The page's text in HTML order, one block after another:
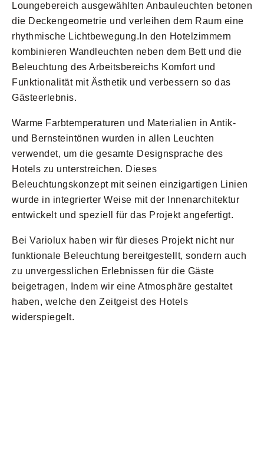
Loungebereich ausgewählten Anbauleuchten betonen
die Deckengeometrie und verleihen dem Raum eine
rhythmische Lichtbewegung.In den Hotelzimmern
kombinieren Wandleuchten neben dem Bett und die
Beleuchtung des Arbeitsbereichs Komfort und
Funktionalität mit Ästhetik und verbessern so das
Gästeerlebnis.
Warme Farbtemperaturen und Materialien in Antik-
und Bernsteintönen wurden in allen Leuchten
verwendet, um die gesamte Designsprache des
Hotels zu unterstreichen. Dieses
Beleuchtungskonzept mit seinen einzigartigen Linien
wurde in integrierter Weise mit der Innenarchitektur
entwickelt und speziell für das Projekt angefertigt.
Bei Variolux haben wir für dieses Projekt nicht nur
funktionale Beleuchtung bereitgestellt, sondern auch
zu unvergesslichen Erlebnissen für die Gäste
beigetragen, Indem wir eine Atmosphäre gestaltet
haben, welche den Zeitgeist des Hotels
widerspiegelt.